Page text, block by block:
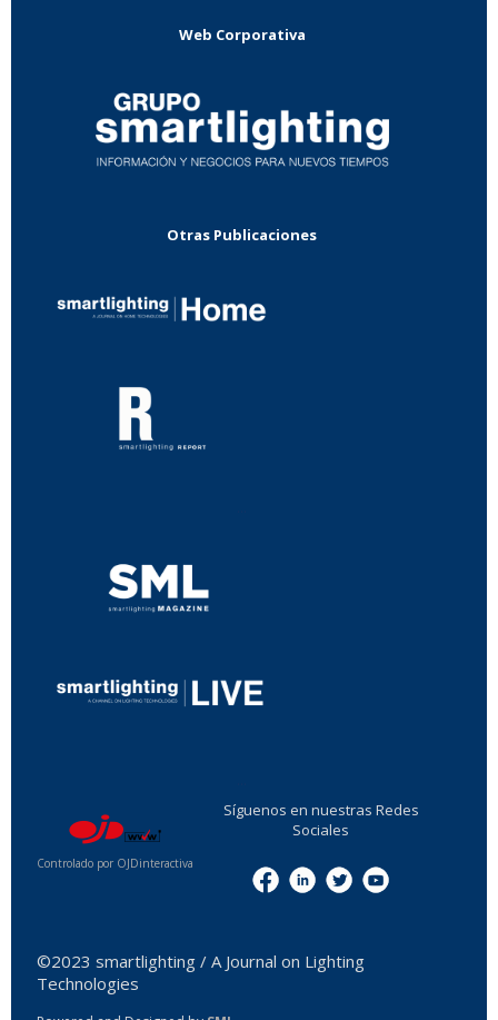
Web Corporativa
Otras Publicaciones
Controlado por OJDinteractiva
Síguenos en nuestras Redes
Sociales
©2023 smartlighting / A Journal on Lighting
Technologies